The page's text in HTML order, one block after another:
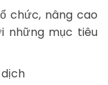
chức, nâng cao
những mục tiêu